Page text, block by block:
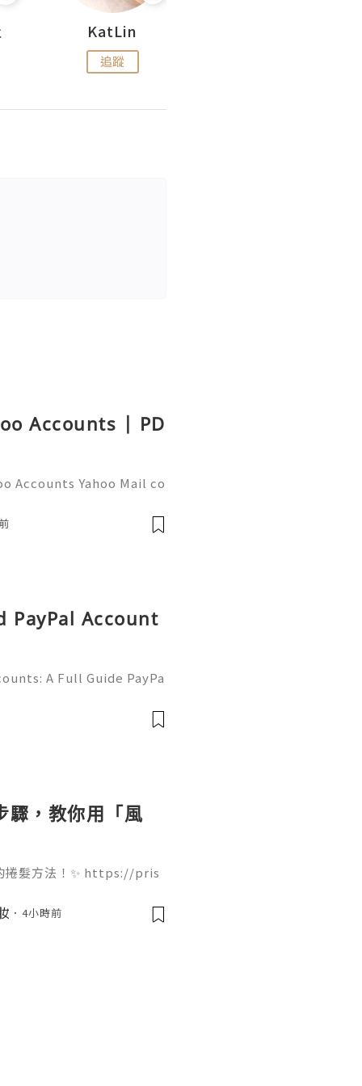
KatLin
追蹤
Accounts | PD
Accounts Yahoo Mail co
and online a
PayPal Account
A Full Guide PayPa
merchants, online b
驟，教你用「風
捲髮方法！✨ https://pris
吹出來的大波浪捲度非常
定要學起來！🌬️💇‍♀️ 我們團
4小時前